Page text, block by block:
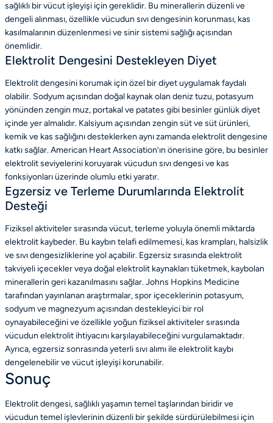
sağlıklı bir vücut işleyişi için gereklidir. Bu minerallerin düzenli ve
dengeli alınması, özellikle vücudun sıvı dengesinin korunması, kas
kasılmalarının düzenlenmesi ve sinir sistemi sağlığı açısından
önemlidir.
Elektrolit Dengesini Destekleyen Diyet
Elektrolit dengesini korumak için özel bir diyet uygulamak faydalı
olabilir. Sodyum açısından doğal kaynak olan deniz tuzu, potasyum
yönünden zengin muz, portakal ve patates gibi besinler günlük diyet
içinde yer almalıdır. Kalsiyum açısından zengin süt ve süt ürünleri,
kemik ve kas sağlığını desteklerken aynı zamanda elektrolit dengesine
katkı sağlar. American Heart Association’ın önerisine göre, bu besinler
elektrolit seviyelerini koruyarak vücudun sıvı dengesi ve kas
fonksiyonları üzerinde olumlu etki yaratır.
Egzersiz ve Terleme Durumlarında Elektrolit
Desteği
Fiziksel aktiviteler sırasında vücut, terleme yoluyla önemli miktarda
elektrolit kaybeder. Bu kaybın telafi edilmemesi, kas krampları, halsizlik
ve sıvı dengesizliklerine yol açabilir. Egzersiz sırasında elektrolit
takviyeli içecekler veya doğal elektrolit kaynakları tüketmek, kaybolan
minerallerin geri kazanılmasını sağlar. Johns Hopkins Medicine
tarafından yayınlanan araştırmalar, spor içeceklerinin potasyum,
sodyum ve magnezyum açısından destekleyici bir rol
oynayabileceğini ve özellikle yoğun fiziksel aktiviteler sırasında
vücudun elektrolit ihtiyacını karşılayabileceğini vurgulamaktadır.
Ayrıca, egzersiz sonrasında yeterli sıvı alımı ile elektrolit kaybı
dengelenebilir ve vücut işleyişi korunabilir.
Sonuç
Elektrolit dengesi, sağlıklı yaşamın temel taşlarından biridir ve
vücudun temel işlevlerinin düzenli bir şekilde sürdürülebilmesi için